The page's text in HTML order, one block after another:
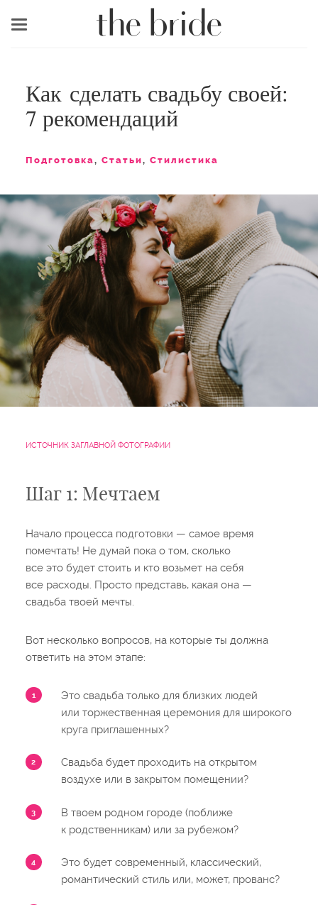
Меню
Как сделать свадьбу своей:
7 рекомендаций
Подготовка, Статьи, Стилистика
ИСТОЧНИК ЗАГЛАВНОЙ ФОТОГРАФИИ
Шаг 1: Мечтаем
Начало процесса подготовки — самое время
помечтать! Не думай пока о том, сколько
все это будет стоить и кто возьмет на себя
все расходы. Просто представь, какая она —
свадьба твоей мечты.
Вот несколько вопросов, на которые ты должна
ответить на этом этапе:
Это свадьба только для близких людей
или торжественная церемония для широкого
круга приглашенных?
Свадьба будет проходить на открытом
воздухе или в закрытом помещении?
В твоем родном городе (поближе
к родственникам) или за рубежом?
Это будет современный, классический,
романтический стиль или, может, прованс?